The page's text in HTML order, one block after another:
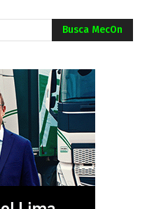
Busca MecOn